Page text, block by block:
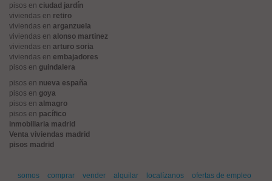
pisos en ciudad jardín
viviendas en retiro
viviendas en arganzuela
viviendas en alonso martinez
viviendas en arturo soria
viviendas en embajadores
pisos en guindalera
pisos en nueva españa
pisos en goya
pisos en almagro
pisos en pacífico
inmobiliaria madrid
Venta viviendas madrid
pisos madrid
somos comprar vender alquilar localízanos ofertas de empleo